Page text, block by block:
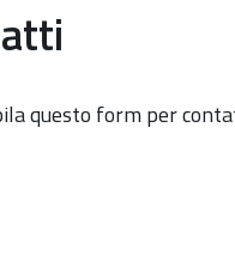
questo form per